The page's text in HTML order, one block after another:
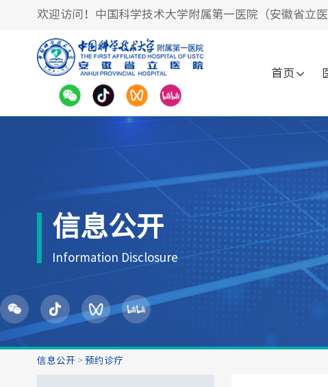
欢迎访问！中国科学技术大学附属第一医院（安徽省立医
首页
信息公开
Information Disclosure
信息公开 > 预约诊疗